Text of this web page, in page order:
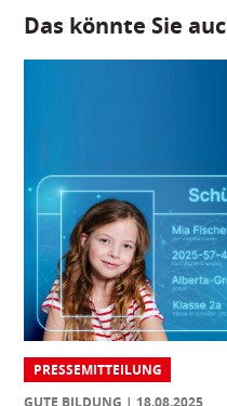
Das könnte Sie
PRESSEMITTEILUNG
GUTE BILDUNG
18.08.2025